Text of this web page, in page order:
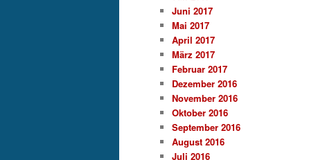
Juni 2017
Mai 2017
April 2017
März 2017
Februar 2017
Dezember 2016
November 2016
Oktober 2016
September 2016
August 2016
Juli 2016